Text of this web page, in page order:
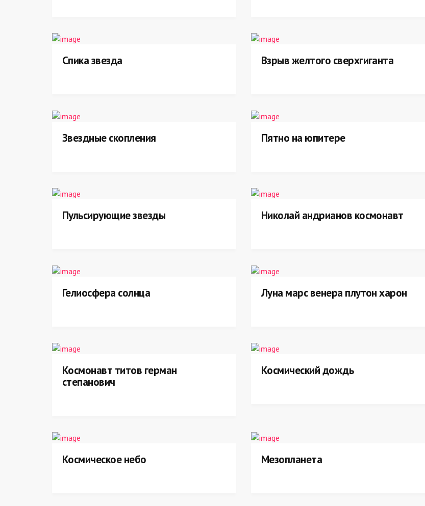
Спика звезда Взрыв желтого сверхгиганта
Звездные скопления Пятно на юпитере
Пульсирующие звезды Николай андрианов космонавт
Гелиосфера солнца Луна марс венера плутон харон
Космонавт титов герман
степанович
Космический дождь
Космическое небо Мезопланета